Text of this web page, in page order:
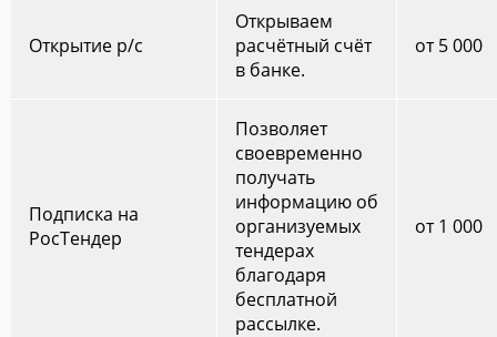
Открытие р/с
Открываем
расчётный счёт
в банке.
от 5 000
Подписка на
РосТендер
Позволяет
своевременно
получать
информацию об
организуемых
тендерах
благодаря
бесплатной
рассылке.
от 1 000